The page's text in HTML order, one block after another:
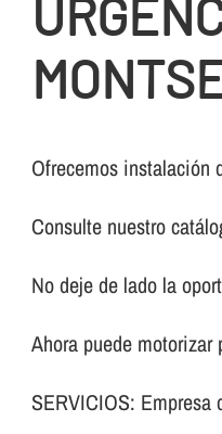
Ofrecemos instalación
Consulte nuestro
No deje de lado la
Ahora puede
SERVICIOS: Empresa